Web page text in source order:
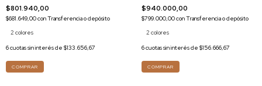
$801.940,00
$681.649,00conTransferencia o depósito
2 colores
6cuotas sin interés de $133.656,67
COMPRAR
$940.000,00
$799.000,00conTransferencia o depósito
2 colores
6cuotas sin interés de $156.666,67
COMPRAR